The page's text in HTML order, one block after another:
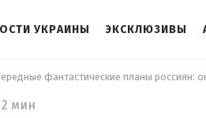
УКРАИНЫ ЭКСКЛЮЗИВЫ
2 мин